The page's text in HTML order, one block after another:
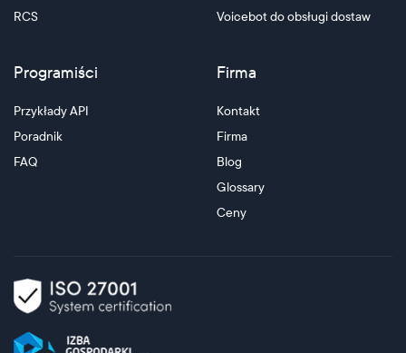
RCS
Voicebot do obsługi dostaw
Programiści
Przykłady API
Poradnik
FAQ
Firma
Kontakt
Firma
Blog
Glossary
Ceny